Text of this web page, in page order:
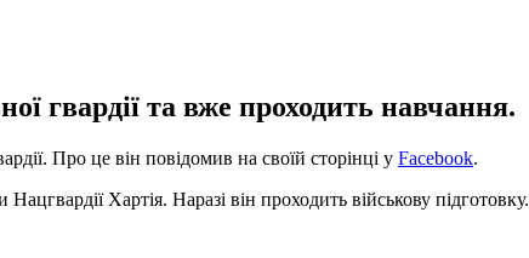
гвардії та вже проходить навчання.
Про це він повідомив на своїй сторінці у Facebook.
Хартія. Наразі він проходить військову підготовку.